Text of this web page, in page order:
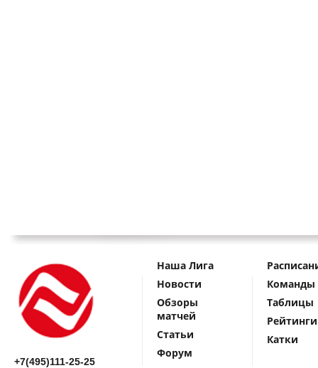
+7(495)111-25-25
Наша Лига
Новости
Обзоры
матчей
Статьи
Форум
Команды
Таблицы
Рейтинги
Катки